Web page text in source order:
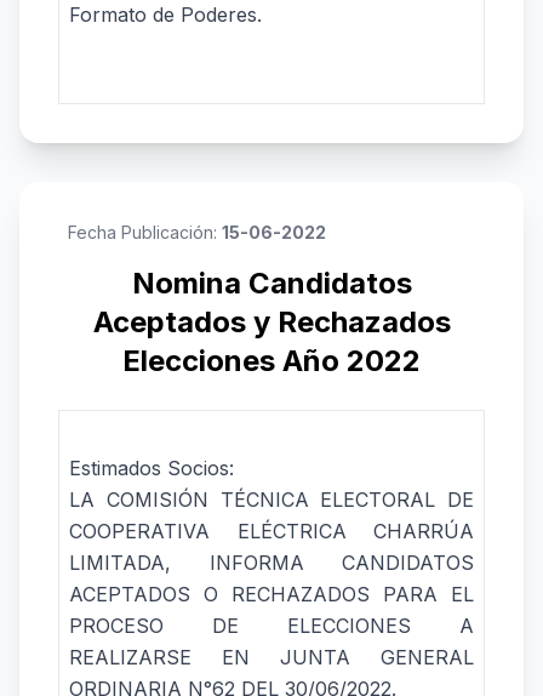
Formato de Poderes.
Fecha Publicación: 15-06-2022
Nomina Candidatos
Aceptados y Rechazados
Elecciones Año 2022
Estimados Socios:
LA COMISIÓN TÉCNICA ELECTORAL DE
COOPERATIVA ELÉCTRICA CHARRÚA
LIMITADA, INFORMA CANDIDATOS
ACEPTADOS O RECHAZADOS PARA EL
PROCESO DE ELECCIONES A
REALIZARSE EN JUNTA GENERAL
ORDINARIA N°62 DEL 30/06/2022.